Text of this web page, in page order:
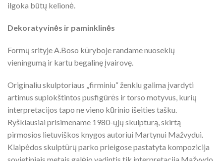
ilgoka būtų kelionė.
Dekoratyvinės ir paminklinės
Formų srityje A.Boso kūryboje randame nuoseklų
vieningumą ir kartu begalinę įvairovę.
Originaliu skulptoriaus „firminiu“ ženklu galima įvardyti
artimus suplokštintos pusfigūrės ir torso motyvus, kurių
interpretacijos tapo ne vieno kūrinio išeities tašku.
Ryškiausiai prisimename 1980-ųjų skulptūrą, skirtą
pirmosios lietuviškos knygos autoriui Martynui Mažvydui.
Klaipėdos skulptūrų parko prieigose pastatyta kompozicija